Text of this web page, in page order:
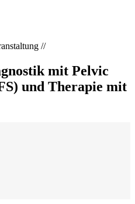
//
mit Pelvic
und Therapie mit